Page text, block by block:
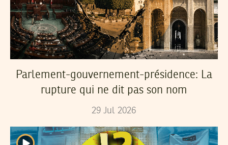
Parlement-gouvernement-présidence: La
rupture qui ne dit pas son nom
29 Jul 2026